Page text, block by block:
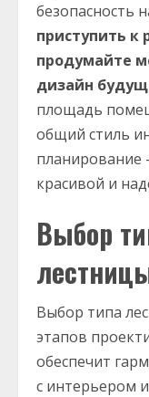
безопасность
приступить к
продумайте
дизайн
площадь
общий стиль
планирование
красивой и
Выбор
Выбор типа
этапов
обеспечит
с интерьером